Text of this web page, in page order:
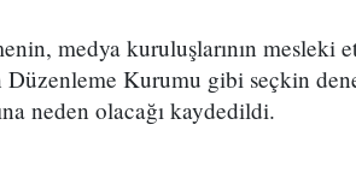
medya kuruluşlarının mesleki
Düzenleme Kurumu gibi seçkin
neden olacağı kaydedildi.